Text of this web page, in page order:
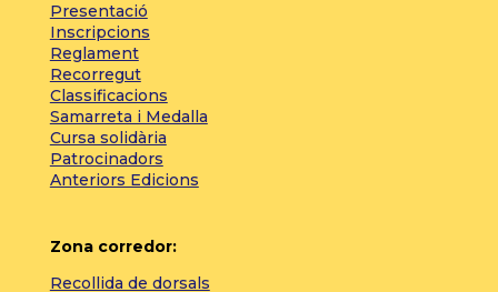
Presentació
Inscripcions
Reglament
Recorregut
Classificacions
Samarreta i Medalla
Cursa solidària
Patrocinadors
Anteriors Edicions
Zona corredor:
Recollida de dorsals